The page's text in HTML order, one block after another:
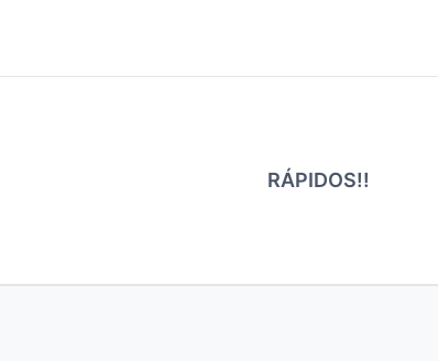
RÁPIDOS!!